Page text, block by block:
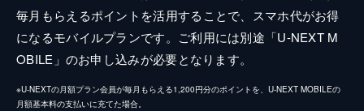
毎月もらえるポイントを活用することで、スマホ代がお得
になるモバイルプランです。ご利用には別途「U-NEXT M
OBILE」のお申し込みが必要となります。
※U-NEXTの月額プラン会員が毎月もらえる1,200円分のポイントを、U-NEXT MOBILEの
月額基本料の支払いに充てた場合。